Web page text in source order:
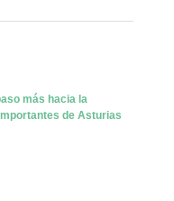
más hacia la
de Asturias